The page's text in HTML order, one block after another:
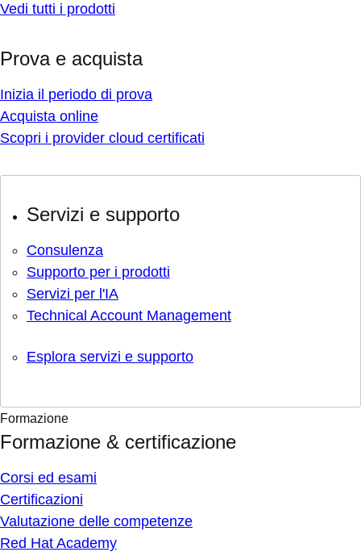
Vedi tutti i prodotti
Prova e acquista
Inizia il periodo di prova
Acquista online
Scopri i provider cloud certificati
Servizi e supporto
Consulenza
Supporto per i prodotti
Servizi per l'IA
Technical Account Management
Esplora servizi e supporto
Formazione
Formazione & certificazione
Corsi ed esami
Certificazioni
Valutazione delle competenze
Red Hat Academy